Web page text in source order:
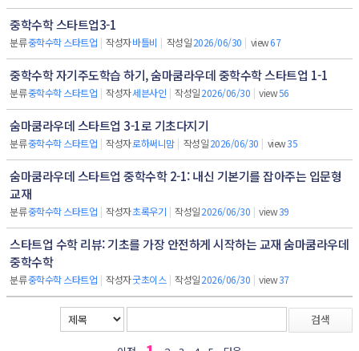
중학수학 스타트업3-1
분류중학수학 스타트업 | 작성자바틀비 | 작성일2026/06/30 | view67
중학수학 자기주도학습 하기, 숨마쿰라우데 중학수학 스타트업 1-1
분류중학수학 스타트업 | 작성자세븐사인 | 작성일2026/06/30 | view56
숨마쿰라우데 스타트업 3-1로 기초다지기
분류중학수학 스타트업 | 작성자로하써니맘 | 작성일2026/06/30 | view35
숨마쿰라우데 스타트업 중학수학 2-1: 내신 기본기를 잡아주는 입문형
교재
분류중학수학 스타트업 | 작성자초록우기 | 작성일2026/06/30 | view39
스타트업 수학 리뷰: 기초를 가장 안전하게 시작하는 교재 숨마쿰라우데
중학수학
분류중학수학 스타트업 | 작성자굿초이스 | 작성일2026/06/30 | view37
검색